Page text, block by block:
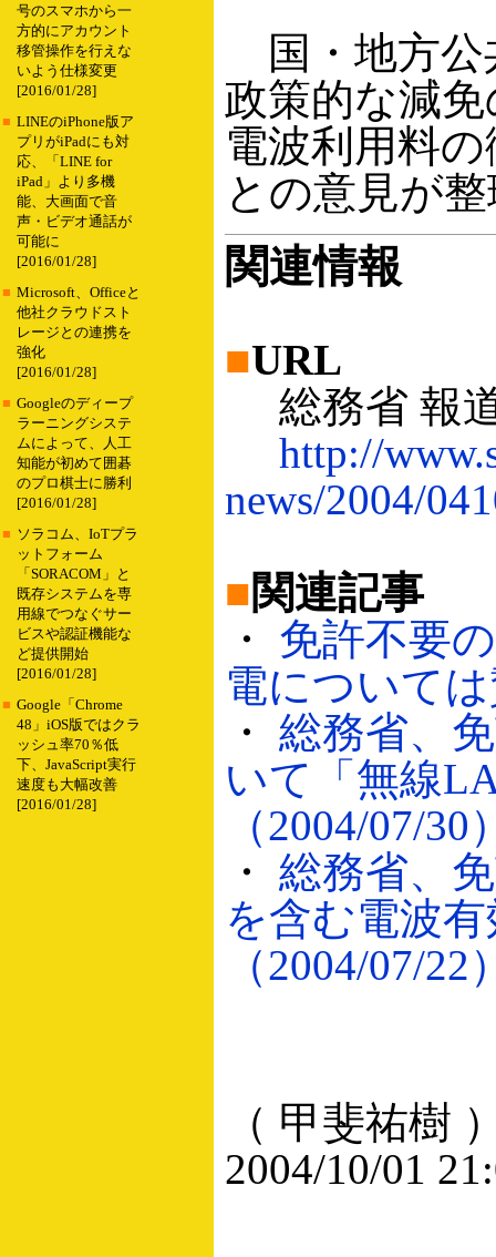
号のスマホから一
方的にアカウント
移管操作を行えな
いよう仕様変更
[2016/01/28]
■ LINEのiPhone版ア
プリがiPadにも対
応、「LINE for
iPad」より多機
能、大画面で音
声・ビデオ通話が
可能に
[2016/01/28]
■ Microsoft、Officeと
他社クラウドスト
レージとの連携を
強化
[2016/01/28]
■ Googleのディープ
ラーニングシステ
ムによって、人工
知能が初めて囲碁
のプロ棋士に勝利
[2016/01/28]
■ ソラコム、IoTプラ
ットフォーム
「SORACOM」と
既存システムを専
用線でつなぐサー
ビスや認証機能な
ど提供開始
[2016/01/28]
■ Google「Chrome
48」iOS版ではクラ
ッシュ率70％低
下、JavaScript実行
速度も大幅改善
[2016/01/28]
国・地方公
政策的な減
電波利用料
との意見が
関連情報
■URL
総務省 報
http://
news/2004/
■関連記事
・ 免許不要
電について
・ 総務省、
いて「無線
（2004/07/30
・ 総務省、
を含む電波
（2004/07/22
（ 甲斐祐樹
2004/10/01